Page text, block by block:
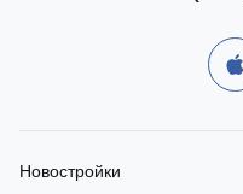
Новостройки